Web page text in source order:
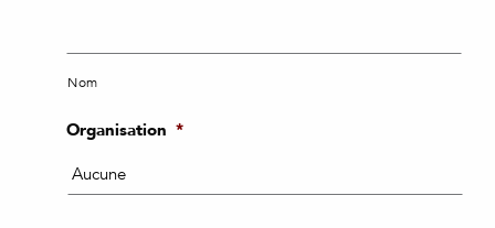
Nom
Organisation *